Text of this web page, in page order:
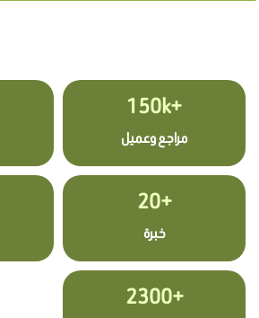
+150k
مراجع وعميل
+20
خبرة
+2300